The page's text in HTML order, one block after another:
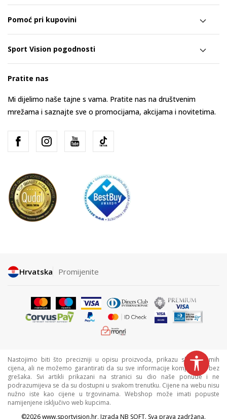
Pomoć pri kupovini
Sport Vision pogodnosti
Pratite nas
Mi dijelimo naše tajne s vama. Pratite nas na društvenim
mrežama i saznajte sve o promocijama, akcijama i novitetima.
Hrvatska Promijenite
Nastojimo biti što precizniji u opisu proizvoda, prikazu slika i samih
cijena, ali ne možemo garantirati da su sve informacije kompletne i bez
grešaka. Svi artikli prikazani na stranici su dio naše ponude i ne
podrazumijeva se da su dostupni u svakom trenutku. Cijene na webu nisu
nužno iste kao cijene u trgovinama. Webshop može imati popuste
namijenjene isključivo web kupcima.
©2026www.sportvision.hr, Izrada NB SOFT. Sva prava zadržana.